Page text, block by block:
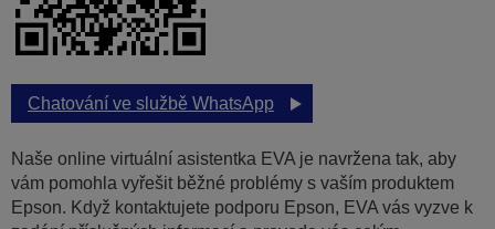
Chatování ve službě WhatsApp
Naše online virtuální asistentka EVA je navržena tak, aby
vám pomohla vyřešit běžné problémy s vaším produktem
Epson. Když kontaktujete podporu Epson, EVA vás vyzve k